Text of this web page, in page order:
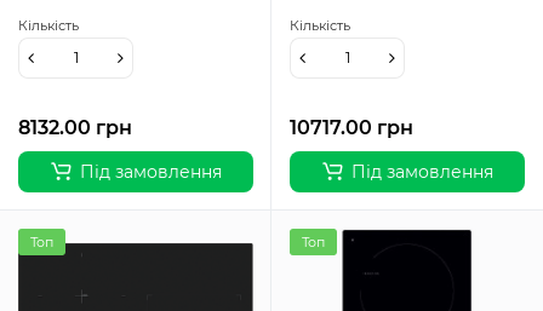
8132.00 грн
Кількість
Під замовлення
10717.00 грн
Кількість
Під замовлення
Топ Топ